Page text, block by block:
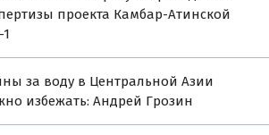
проекта Камбар-Атинской
за воду в Центральной Азии
избежать: Андрей Грозин